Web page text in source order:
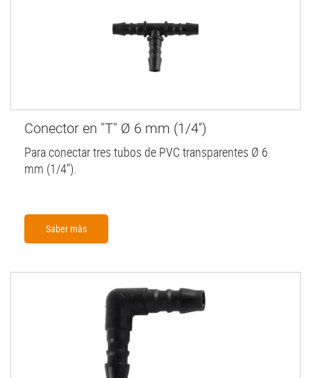
Conector en "T" Ø 6 mm (1/4'')
Para conectar tres tubos de PVC transparentes Ø 6
mm (1/4'').
Saber màs